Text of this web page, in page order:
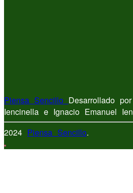
Piensa Sencillo Desarrollado
Iencinella e Ignacio Emanuel
2024 Piensa Sencillo.